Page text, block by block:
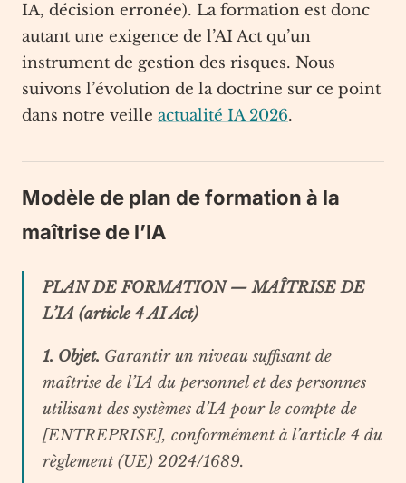
IA, décision erronée). La formation est donc
autant une exigence de l’AI Act qu’un
instrument de gestion des risques. Nous
suivons l’évolution de la doctrine sur ce point
dans notre veille actualité IA 2026.
Modèle de plan de formation à la
maîtrise de l’IA
PLAN DE FORMATION — MAÎTRISE DE
L’IA (article 4 AI Act)
1. Objet. Garantir un niveau suffisant de
maîtrise de l’IA du personnel et des personnes
utilisant des systèmes d’IA pour le compte de
[ENTREPRISE], conformément à l’article 4 du
règlement (UE) 2024/1689.